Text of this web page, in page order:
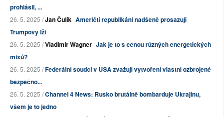
prohlásil, ...
26. 5. 2025 /Jan Čulík Američtí republikáni nadšeně prosazují
Trumpovy lži
26. 5. 2025 /Vladimír Wagner Jak je to s cenou různých energetických
mixů?
26. 5. 2025 /Federální soudci v USA zvažují vytvoření vlastní ozbrojené
bezpečno...
26. 5. 2025 /Channel 4 News: Rusko brutálně bombarduje Ukrajinu,
všem je to jedno